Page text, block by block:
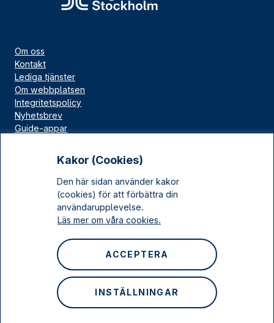
Kakor (Cookies)
Den här sidan använder kakor
(cookies) för att förbättra din
användarupplevelse.
Läs mer om våra cookies.
INSTÄLLNINGAR
ACCEPTERA
Om oss
Kontakt
Lediga tjänster
Om webbplatsen
Integritetspolicy
Nyhetsbrev
Guide-appar
Kulturarv Stockholm
Sociala medier
Instagram
LinkedIn
YouTube